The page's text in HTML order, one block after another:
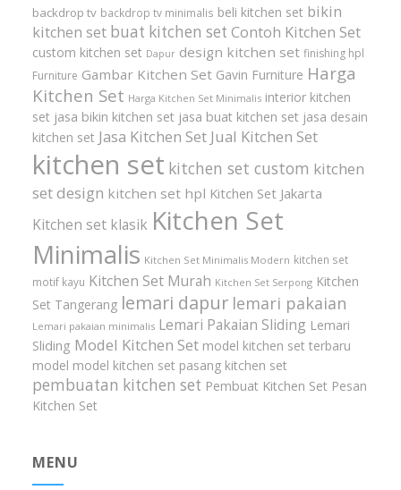
backdrop tv backdrop tv minimalis beli kitchen set bikin
kitchen set buat kitchen set Contoh Kitchen Set
custom kitchen set Dapur design kitchen set finishing hpl
Furniture Gambar Kitchen Set Gavin Furniture Harga
Kitchen Set Harga Kitchen Set Minimalis interior kitchen
set jasa bikin kitchen set jasa buat kitchen set jasa desain
kitchen set Jasa Kitchen Set Jual Kitchen Set
kitchen set kitchen set custom kitchen
set design kitchen set hpl Kitchen Set Jakarta
Kitchen set klasik Kitchen Set
Minimalis Kitchen Set Minimalis Modern kitchen set
motif kayu Kitchen Set Murah Kitchen Set Serpong Kitchen
Set Tangerang lemari dapur lemari pakaian
Lemari pakaian minimalis Lemari Pakaian Sliding Lemari
Sliding Model Kitchen Set model kitchen set terbaru
model model kitchen set pasang kitchen set
pembuatan kitchen set Pembuat Kitchen Set Pesan
Kitchen Set
MENU